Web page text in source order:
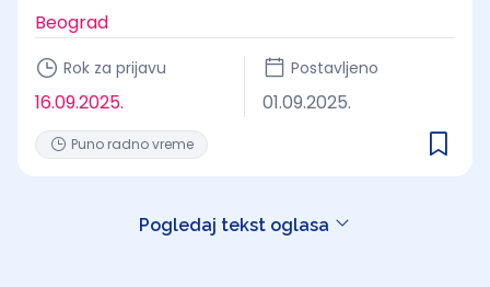
Beograd
Rok za prijavu
16.09.2025.
Postavljeno
01.09.2025.
Puno radno vreme
Pogledaj tekst oglasa